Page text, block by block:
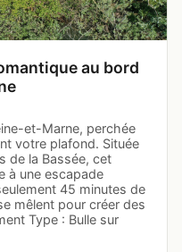
au bord
et-Marne, perchée
votre plafond. Située
de la Bassée, cet
à une escapade
45 minutes de
mêlent pour créer des
Type : Bulle sur